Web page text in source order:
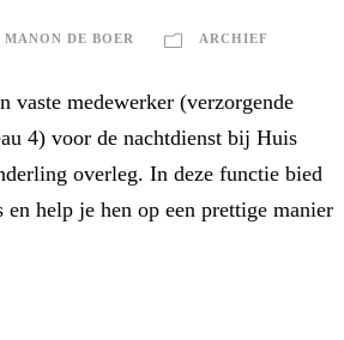
MANON DE BOER ARCHIEF
vaste medewerker (verzorgende
4) voor de nachtdienst bij Huis
overleg. In deze functie bied
en help je hen op een prettige manier